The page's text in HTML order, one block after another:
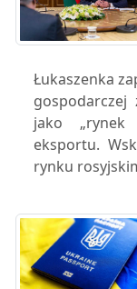
Łukaszenka
jako „rynek
eksportu.
rynku